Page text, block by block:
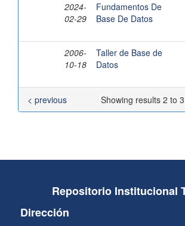
2024-
02-29
Fundamentos De
Base De Datos
2006-
10-18
Taller de Base de
Datos
Showing results 2 to
< previous
Repositorio Institucional
Dirección